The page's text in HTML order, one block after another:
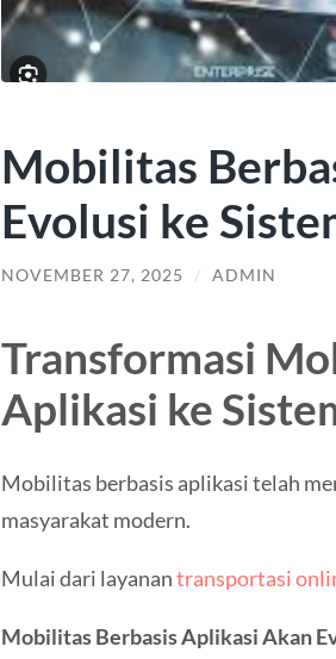
Mobilitas
Evolusi ke
NOVEMBER 27, 2025 / ADMIN
Transformasi
Aplikasi ke
Mobilitas berbasis aplikasi telah
masyarakat modern.
Mulai dari layanantransportasi
Mobilitas Berbasis Aplikasi Akan